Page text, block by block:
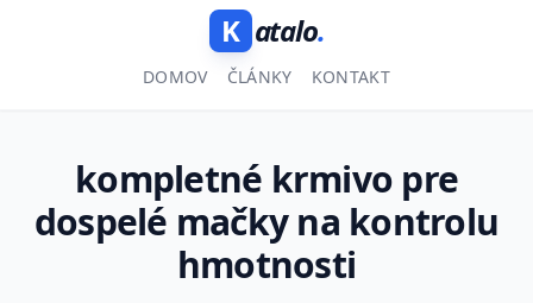
K atalo.
DOMOV ČLÁNKY KONTAKT
kompletné krmivo pre
dospelé mačky na kontrolu
hmotnosti